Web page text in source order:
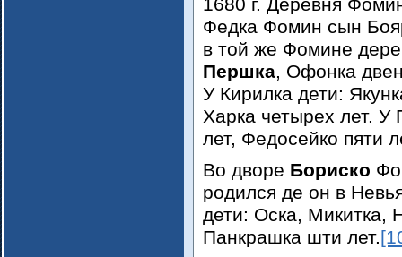
1680 г. Деревня
Федка Фомин сын
в той же Фомине
Першка, Офонка
У Кирилка дети:
Харка четырех лет.
лет, Федосейко пяти
Во дворе Бориско
родился де он в
дети: Оска, Микитка,
Панкрашка шти лет.